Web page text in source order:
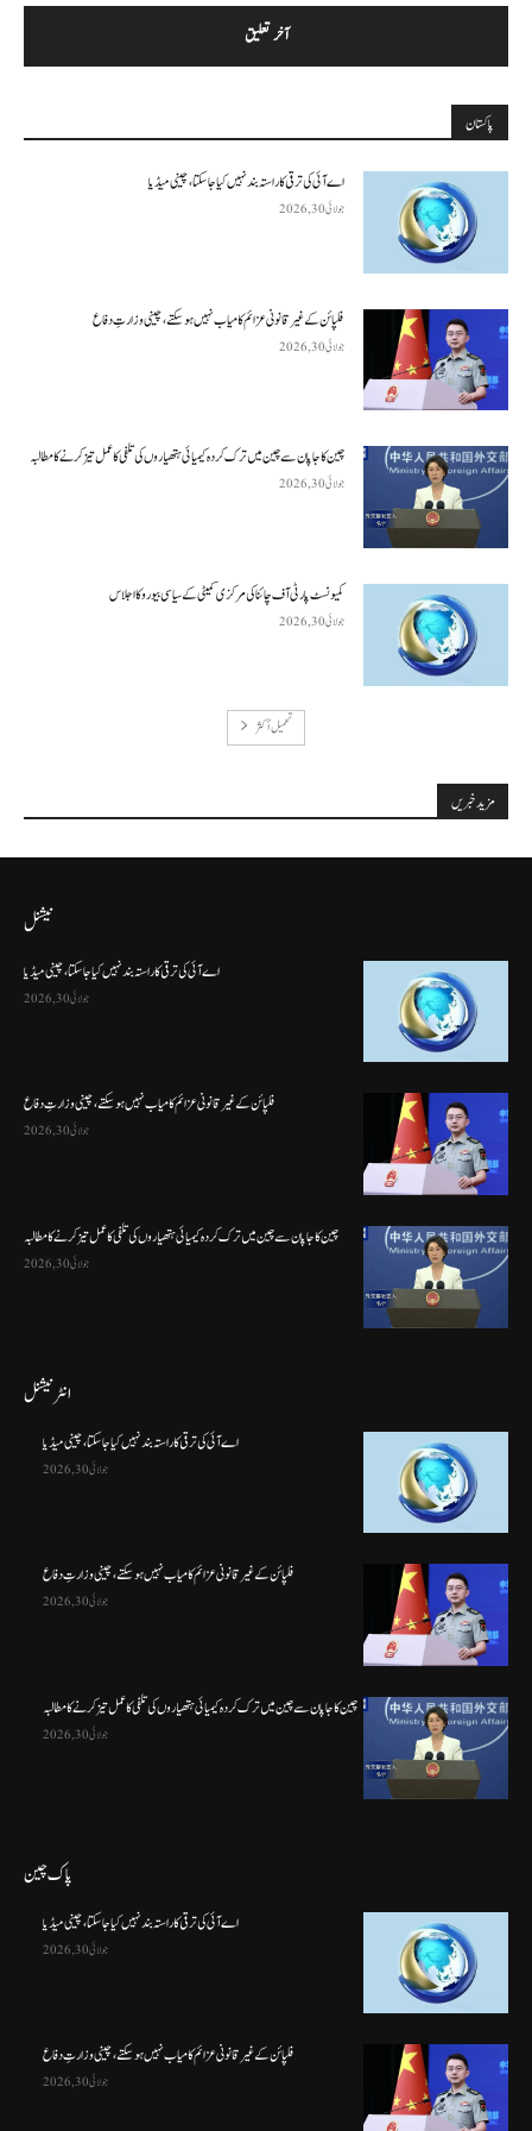
پاکستان
اے آئی کی ترقی کا راستہ بند نہیں کیا جا سکتا، چینی میڈیا
جولائی 30, 2026
فلپائن کے غیر قانونی عزائم کامیاب نہیں ہو سکتے ، چینی وزارتِ دفاع
جولائی 30, 2026
چین کا جاپان سے چین میں ترک کردہ کیمیائی ہتھیاروں کی تلفی کا عمل تیز کرنے کا مطالبہ
جولائی 30, 2026
کمیونسٹ پارٹی آف چائنا کی مرکزی کمیٹی کے سیاسی بیورو کا اجلاس
جولائی 30, 2026
تحميل أكثر
مزید خبریں
نیشنل
اے آئی کی ترقی کا راستہ بند نہیں کیا جا سکتا، چینی میڈیا
جولائی 30, 2026
فلپائن کے غیر قانونی عزائم کامیاب نہیں ہو سکتے ، چینی وزارتِ دفاع
جولائی 30, 2026
چین کا جاپان سے چین میں ترک کردہ کیمیائی ہتھیاروں کی تلفی کا عمل تیز کرنے کا مطالبہ
جولائی 30, 2026
انٹرنیشنل
اے آئی کی ترقی کا راستہ بند نہیں کیا جا سکتا، چینی میڈیا
جولائی 30, 2026
فلپائن کے غیر قانونی عزائم کامیاب نہیں ہو سکتے ، چینی وزارتِ دفاع
جولائی 30, 2026
چین کا جاپان سے چین میں ترک کردہ کیمیائی ہتھیاروں کی تلفی کا عمل تیز کرنے کا مطالبہ
جولائی 30, 2026
پاک چین
اے آئی کی ترقی کا راستہ بند نہیں کیا جا سکتا، چینی میڈیا
جولائی 30, 2026
فلپائن کے غیر قانونی عزائم کامیاب نہیں ہو سکتے ، چینی وزارتِ دفاع
جولائی 30, 2026